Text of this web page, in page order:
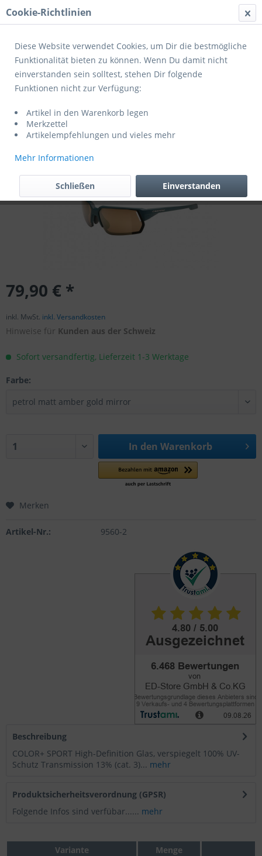
Menü
Übersicht Fahrradbrillen
Sport
79,90 € *
inkl. MwSt. inkl. Versandkosten
Hinweise für Kunden aus der Schweiz
Sofort versandfertig, Lieferzeit 1-3 Werktage
Farbe:
In den Warenkorb
Merken
Artikel-Nr.: 9560-2
Beschreibung
COLOR+ SPORT High-Definition Glas, verspiegelt 100% UV-
Schutz Transmission 13% (cat. 3)... mehr
Produktsicherheitsverordnung (GPSR)
Folgende Infos sind verfübar...... mehr
Variante
Menge
Cookie-Richtlinien
Diese Website verwendet Cookies, um Dir die bestmögliche
Funktionalität bieten zu können. Wenn Du damit nicht
einverstanden sein solltest, stehen Dir folgende
Funktionen nicht zur Verfügung:
Artikel in den Warenkorb legen
Merkzettel
Artikelempfehlungen und vieles mehr
Mehr Informationen
Einverstanden
Schließen